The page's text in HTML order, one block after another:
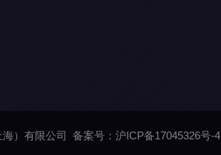
）有限公司 备案号：沪ICP备17045326号-4